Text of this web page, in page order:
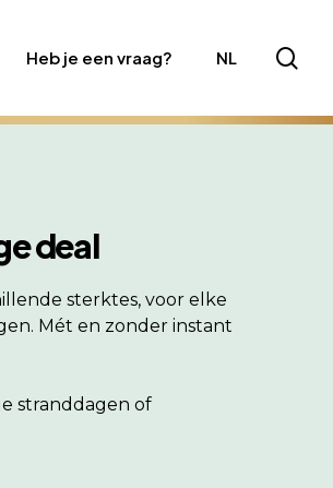
Heb je een vraag? NL
deal
sterktes, voor elke
Mét en zonder instant
stranddagen of